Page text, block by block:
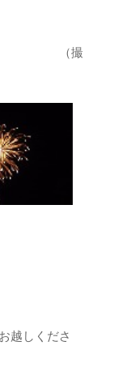
（撮
越しくださ